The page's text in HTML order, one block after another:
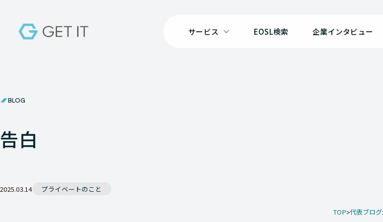
サービス EOSL検索 企業インタビュー
BLOG
告白
2025.03.14 プライベートのこと
TOP 代表ブログ